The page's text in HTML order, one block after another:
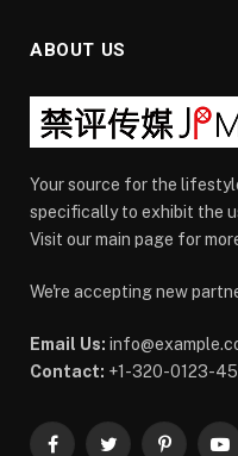
ABOUT US
Your source for the
specifically to exhibit the
Visit our main page for
We're accepting new
Email Us:
Contact: +1-320-0123-